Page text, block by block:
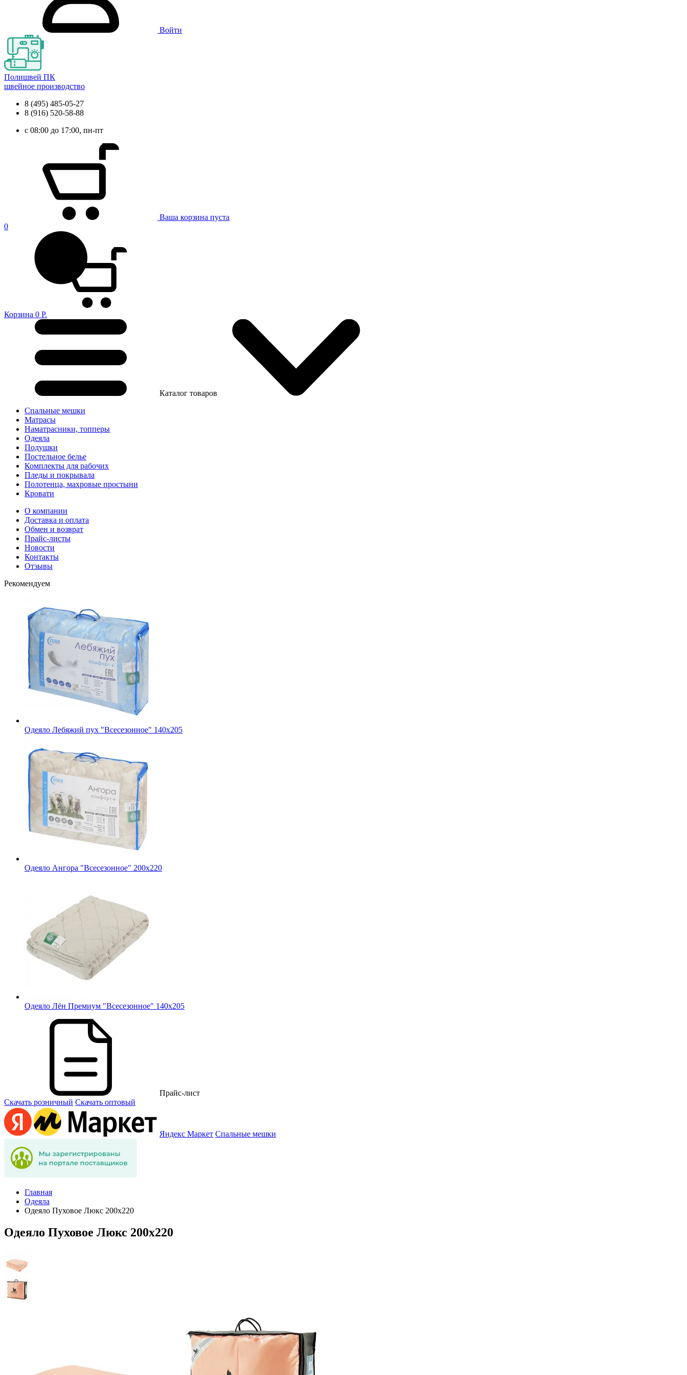
Войти
Полишвей ПК
швейное производство
8 (495) 485-05-27
8 (916) 520-58-88
с 08:00 до 17:00, пн-пт
Ваша корзина пуста
0
Корзина 0 Р.
Каталог товаров
Спальные мешки
Матрасы
Наматрасники, топперы
Одеяла
Подушки
Постельное белье
Комплекты для рабочих
Пледы и покрывала
Полотенца, махровые простыни
Кровати
О компании
Доставка и оплата
Обмен и возврат
Прайс-листы
Новости
Контакты
Отзывы
Рекомендуем
Одеяло Лебяжий пух "Всесезонное" 140х205
Одеяло Ангора "Всесезонное" 200х220
Одеяло Лён Премиум "Всесезонное" 140х205
Прайс-лист
Скачать розничный Скачать оптовый
Яндекс Маркет Спальные мешки
Главная
Одеяла
Одеяло Пуховое Люкс 200х220
Одеяло Пуховое Люкс 200х220